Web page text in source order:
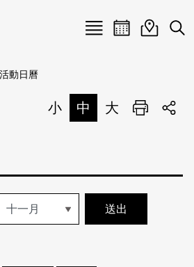
Menu
活動日曆活動地圖
展
活動日曆
小 中 大 列印